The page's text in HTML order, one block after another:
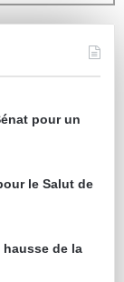
pour un
le Salut de
de la